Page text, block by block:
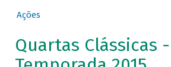
Ações
Quartas Clássicas -